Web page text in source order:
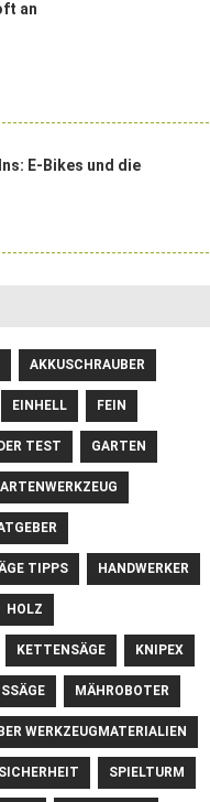
an
E-Bikes und die
AKKUSCHRAUBER
EINHELL FEIN
TEST GARTEN
TIPPS HANDWERKER
HOLZ
KETTENSÄGE KNIPEX
MÄHROBOTER
WERKZEUGMATERIALIEN
SICHERHEIT SPIELTURM